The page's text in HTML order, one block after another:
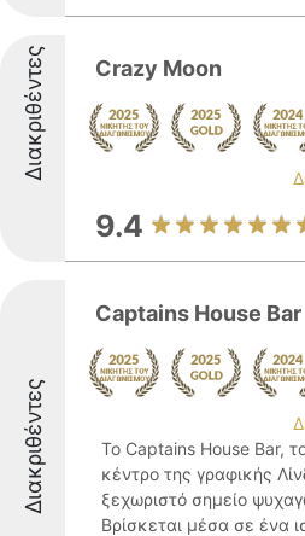
Διακριθέντες Crazy Moon
9.4
Διακριθέντες
Captains House Bar
Το Captains House Bar,
κέντρο της γραφικής
ξεχωριστό σημείο
Βρίσκεται μέσα σε ένα